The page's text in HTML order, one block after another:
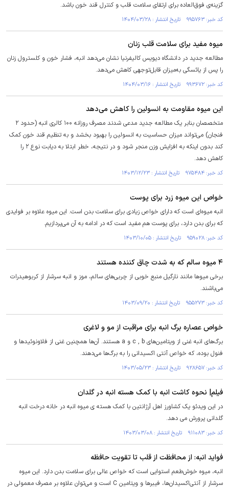
گزینه‌ی فوق‌العاده برای ارتقای سلامت قلب و کنترل قند خون باشد.
کد خبر: ۹۹۵۷۶۳ تاریخ انتشار : ۱۴۰۴/۰۳/۲۸
میوه مفید برای سلامت قلب زنان
مطالعه‌ جدید در دانشگاه دیویس کالیفرنیا نشان می‌دهد انبه، فشار خون و کلسترول زنان
را پس از یائسگی به‌میزان قابل‌توجهی کاهش می‌دهد.
کد خبر: ۹۹۳۶۷۲ تاریخ انتشار : ۱۴۰۴/۰۳/۱۶
این میوه مقاومت به انسولین را کاهش می‌دهد
متخصصان بنابر یک مطالعه جدید مدعی شدند مصرف روزانه ۱۰۰ کالری انبه (حدود ۲
فنجان) می‌تواند میزان حساسیت به انسولین را بهبود بخشد و به تنظیم قند خون کمک
کند بدون اینکه به افزایش وزن منجر شود و در نتیجه، خطر ابتلا به دیابت نوع ۲ را
کاهش دهد.
کد خبر: ۹۷۵۴۸۴ تاریخ انتشار : ۱۴۰۳/۱۲/۲۳
خواص این میوه زرد برای پوست
انبه میوه‌ای است که دارای خواص زیادی برای سلامت بدن است. این میوه علاوه بر فوایدی
که برای بدن دارد، برای پوست هم مفید است که در ادامه به آن می‌پردازیم.
کد خبر: ۹۵۹۰۲۸ تاریخ انتشار : ۱۴۰۳/۱۰/۰۵
۴ میوه سالم که به شدت چاق کننده هستند
برخی میو‌ها مانند نارگیل منبع خوبی از چربی‌های سالم، موز و انبه سرشار از کربوهیدرات
می‌باشند.
کد خبر: ۹۵۵۲۷۳ تاریخ انتشار : ۱۴۰۳/۰۹/۲۰
خواص عصاره برگ انبه برای مراقبت از مو و لاغری
برگ‌های انبه غنی از ویتامین‌های c , b و a هستند. آن‌ها همچنین غنی از فلاونوئید‌ها و
فنول بوده، که خواص آنتی اکسیدانی را به برگ‌ها می‌دهند.
کد خبر: ۹۲۸۶۵۷ تاریخ انتشار : ۱۴۰۳/۰۵/۲۳
فیلم| نحوه کاشت انبه با کمک هسته انبه در گلدان
در این ویدئو یک کشاورز اهل آرژانتین با کمک هسته ی میوه انبه در خانه درخت انبه
گلدانی پرورش می دهد.
کد خبر: ۹۱۱۰۸۳ تاریخ انتشار : ۱۴۰۳/۰۳/۰۸
فواید انبه: از محافظت از قلب تا تقویت حافظه
انبه، میوه خوش‌طعم استوایی است که خواص عالی برای سلامت بدن دارد. این میوه
سرشار از آنتی‌اکسیدان‌ها، فیبر‌ها و ویتامین C است و می‌توان علاوه بر مصرف معمولی در